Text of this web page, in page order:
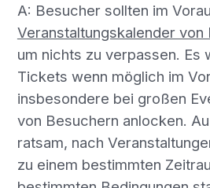
A: Besucher sollten im
Veranstaltungskalender von
um nichts zu verpassen. Es
Tickets wenn möglich im
insbesondere bei großen
von Besuchern anlocken.
ratsam, nach
zu einem bestimmten